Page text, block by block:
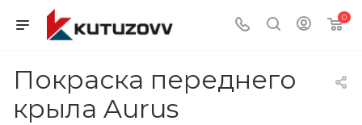
0
Покраска переднего
крыла Aurus